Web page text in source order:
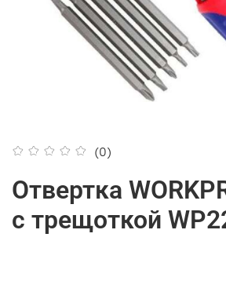
(0)
Отвертка
с трещоткой